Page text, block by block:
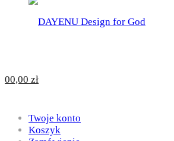
for
DAYENU
Design
00,00 zł
Twoje konto
Koszyk